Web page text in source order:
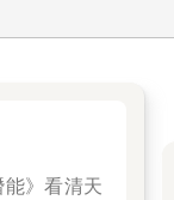
能》看清天